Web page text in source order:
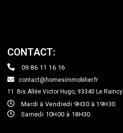
CONTACT:
09 86 11 16 16
contact@homesimmobilier.fr
11 Bis Allée Victor Hugo, 93340 Le Raincy
Mardi à Vendredi 9H30 à 19H30
Samedi 10H00 à 18H30